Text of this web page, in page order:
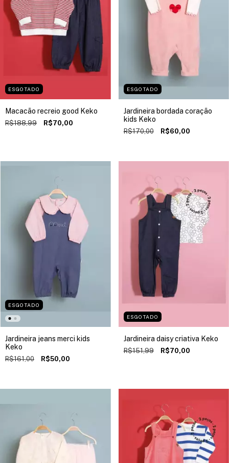
ESGOTADO
Macacão recreio good Keko
R$188,99 R$70,00
ESGOTADO
Jardineira bordada coração
kids Keko
R$170,00 R$60,00
ESGOTADO
Jardineira jeans merci kids
Keko
R$161,00 R$50,00
ESGOTADO
Jardineira daisy criativa Keko
R$151,99 R$70,00